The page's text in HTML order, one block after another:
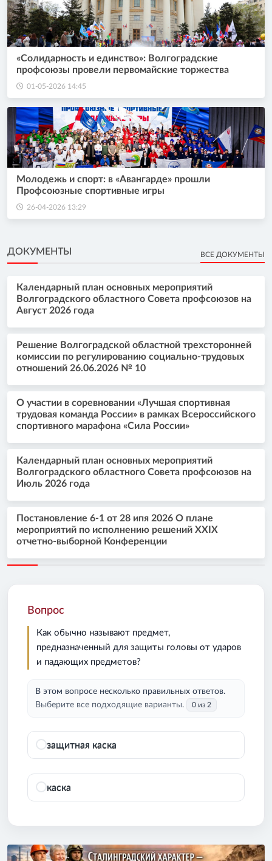
«Солидарность и единство»: Волгоградские
профсоюзы провели первомайские торжества
01-05-2026 14:45
Молодежь и спорт: в «Авангарде» прошли
Профсоюзные спортивные игры
26-04-2026 13:29
ДОКУМЕНТЫ ВСЕ ДОКУМЕНТЫ
Календарный план основных мероприятий
Волгоградского областного Совета профсоюзов на
Август 2026 года
Решение Волгоградской областной трехсторонней
комиссии по регулированию социально-трудовых
отношений 26.06.2026 № 10
О участии в соревновании «Лучшая спортивная
трудовая команда России» в рамках Всероссийского
спортивного марафона «Сила России»
Календарный план основных мероприятий
Волгоградского областного Совета профсоюзов на
Июль 2026 года
Постановление 6-1 от 28 ипя 2026 О плане
мероприятий по исполнению решений XXIX
отчетно-выборной Конференции
Вопрос
Как обычно называют предмет,
предназначенный для защиты головы от ударов
и падающих предметов?
В этом вопросе несколько правильных ответов.
Выберите все подходящие варианты.
0 из 2
защитная каска
каска